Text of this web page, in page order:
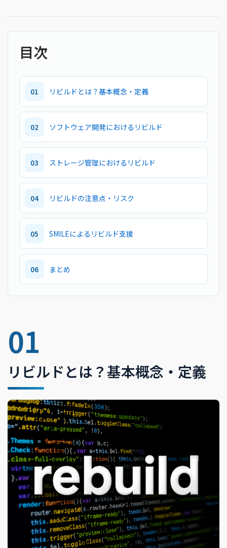
目次
01 リビルドとは？基本概念・定義
02 ソフトウェア開発におけるリビルド
03 ストレージ管理におけるリビルド
04 リビルドの注意点・リスク
05 SMILEによるリビルド支援
06 まとめ
01
リビルドとは？基本概念・定義